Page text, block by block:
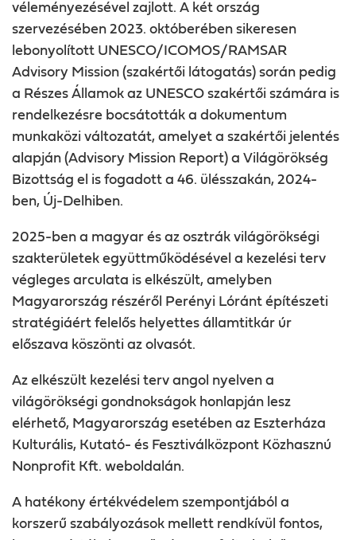
véleményezésével zajlott. A két ország
szervezésében 2023. októberében sikeresen
lebonyolított UNESCO/ICOMOS/RAMSAR
Advisory Mission (szakértői látogatás) során pedig
a Részes Államok az UNESCO szakértői számára is
rendelkezésre bocsátották a dokumentum
munkaközi változatát, amelyet a szakértői jelentés
alapján (Advisory Mission Report) a Világörökség
Bizottság el is fogadott a 46. ülésszakán, 2024-
ben, Új-Delhiben.
2025-ben a magyar és az osztrák világörökségi
szakterületek együttműködésével a kezelési terv
végleges arculata is elkészült, amelyben
Magyarország részéről Perényi Lóránt építészeti
stratégiáért felelős helyettes államtitkár úr
előszava köszönti az olvasót.
Az elkészült kezelési terv angol nyelven a
világörökségi gondnokságok honlapján lesz
elérhető, Magyarország esetében az Eszterháza
Kulturális, Kutató- és Fesztiválközpont Közhasznú
Nonprofit Kft. weboldalán.
A hatékony értékvédelem szempontjából a
korszerű szabályozások mellett rendkívül fontos,